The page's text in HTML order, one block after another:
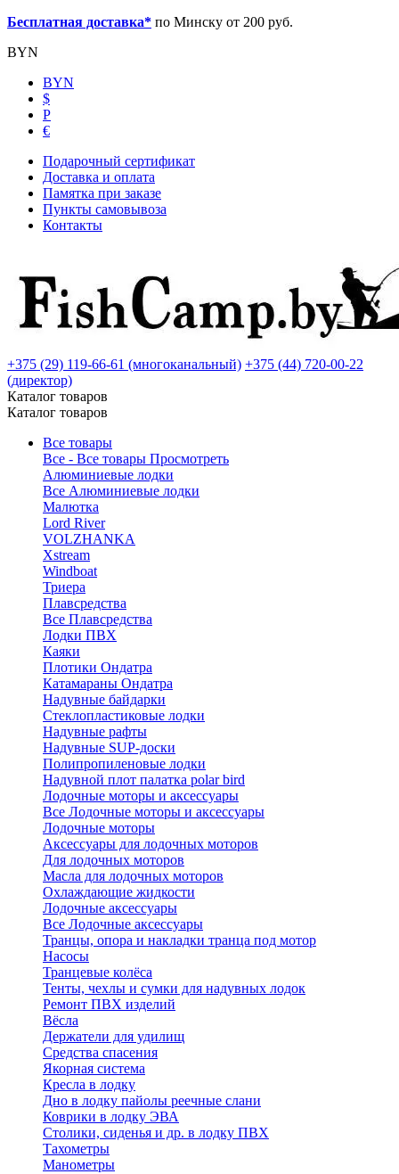
Бесплатная доставка* по Минску от 200 руб.
BYN
BYN
$
Р
€
Подарочный сертификат
Доставка и оплата
Памятка при заказе
Пункты самовывоза
Контакты
+375 (29) 119-66-61 (многоканальный) +375 (44) 720-00-22
(директор)
Каталог товаров
Каталог товаров
Все товары
Все - Все товары Просмотреть
Алюминиевые лодки
Все Алюминиевые лодки
Малютка
Lord River
VOLZHANKA
Xstream
Windboat
Триера
Плавсредства
Все Плавсредства
Лодки ПВХ
Каяки
Плотики Ондатра
Катамараны Ондатра
Надувные байдарки
Стеклопластиковые лодки
Надувные рафты
Надувные SUP-доски
Полипропиленовые лодки
Надувной плот палатка polar bird
Лодочные моторы и аксессуары
Все Лодочные моторы и аксессуары
Лодочные моторы
Аксессуары для лодочных моторов
Для лодочных моторов
Масла для лодочных моторов
Охлаждающие жидкости
Лодочные аксессуары
Все Лодочные аксессуары
Транцы, опора и накладки транца под мотор
Насосы
Транцевые колёса
Тенты, чехлы и сумки для надувных лодок
Ремонт ПВХ изделий
Вёсла
Держатели для удилищ
Средства спасения
Якорная система
Кресла в лодку
Дно в лодку пайолы реечные слани
Коврики в лодку ЭВА
Столики, сиденья и др. в лодку ПВХ
Тахометры
Манометры